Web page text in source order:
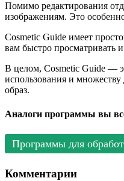
Помимо редактирования
изображениям. Это
Cosmetic Guide имеет
вам быстро просматривать
В целом, Cosmetic Guide —
использования и
образ.
Аналоги программы вы
Программы для
Комментарии